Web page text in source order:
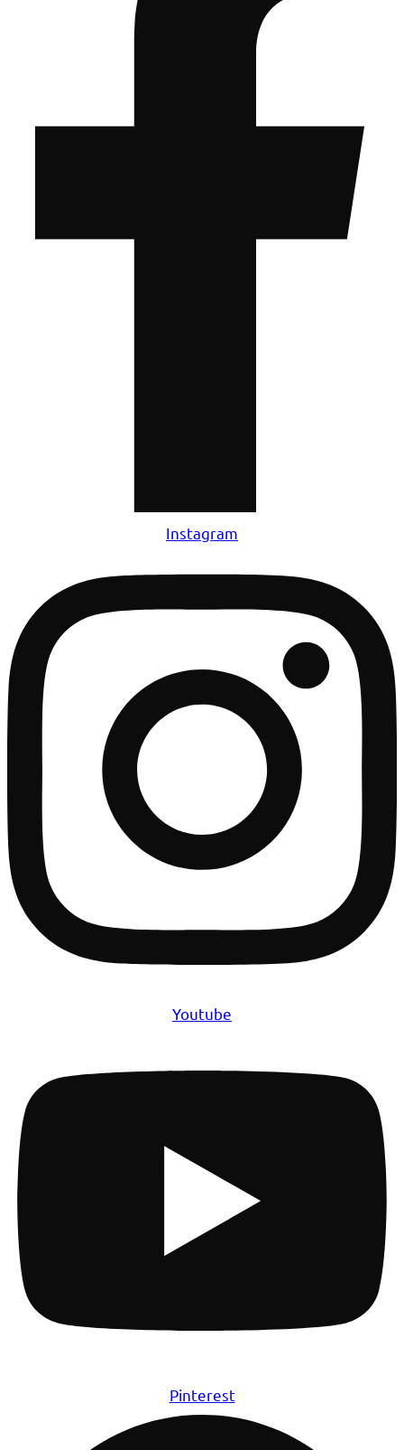
Instagram
Youtube
Pinterest